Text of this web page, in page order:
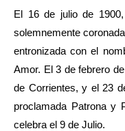
El 16 de julio de
solemnemente
entronizada con el
Amor. El 3 de fe­brero
de Corrientes, y el 23
proclamada Patrona y
celebra el 9 de Julio.